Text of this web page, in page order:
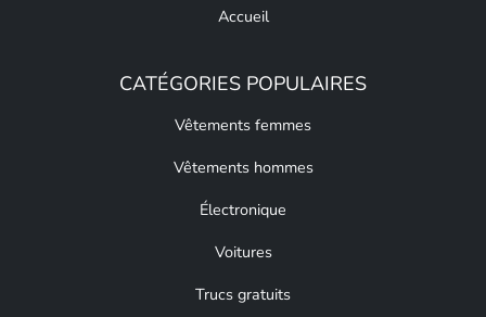
Accueil
CATÉGORIES POPULAIRES
Vêtements femmes
Vêtements hommes
Électronique
Voitures
Trucs gratuits